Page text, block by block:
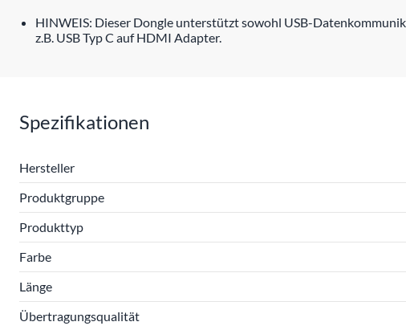
HINWEIS: Dieser Dongle unterstützt sowohl USB-
z.B. USB Typ C auf HDMI Adapter.
Spezifikationen
Hersteller
Produktgruppe
Produkttyp
Farbe
Länge
Übertragungsqualität